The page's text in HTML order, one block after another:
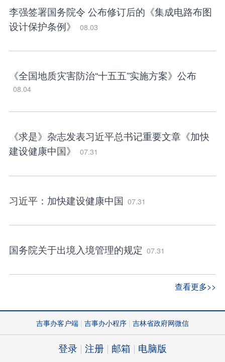
李强签署国务院令 公布修订后的《集成电路布图
设计保护条例》
08.03
《全国地质灾害防治“十五五”实施方案》公布
08.04
《求是》杂志发表习近平总书记重要文章《加快
建设健康中国》
07.31
习近平：加快建设健康中国 07.31
国务院关于出境入境管理的规定 07.31
查看更多>>
吉事办客户端 吉事办小程序 吉林省政府网微信
登录 注册 邮箱 电脑版